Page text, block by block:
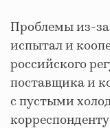
Проблемы из-
испытал и
российского
поставщика и
с пустыми